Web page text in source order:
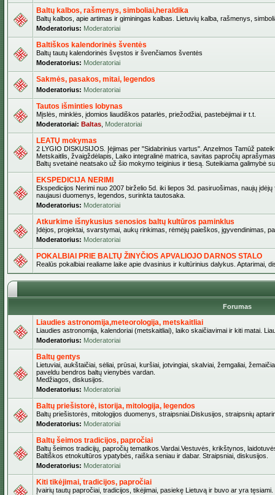
Baltų kalbos, rašmenys, simboliai,heraldika
Baltų kalbos, apie artimas ir giminingas kalbas. Lietuvių kalba, rašmenys,
Moderatorius: Moderatoriai
Baltiškos kalendorinės šventės
Baltų tautų kalendorinės švęstos ir švenčiamos šventės
Moderatorius: Moderatoriai
Sakmės, pasakos, mitai, legendos
Moderatorius: Moderatoriai
Tautos išminties lobynas
Mįslės, minklės, įdomios liaudiškos patarlės, priežodžiai, pastebėjimai ir t.t.
Moderatoriai: Baltas Moderatoriai
LEATŲ mokymas
2 LYGIO DISKUSIJOS. Įėjimas per "Sidabrinius vartus". Anzelmos Tamūž
Metskaitlis, žvaigždėlapis, Laiko integralinė matrica, savitas papročių
Baltų svetainė neatsako už šio mokymo teiginius ir tiesą. Suteikiama galimybė
EKSPEDICIJA NERIMI
Ekspedicijos Nerimi nuo 2007 birželio 5d. iki liepos 3d. pasiruošimas, naujų
naujausi duomenys, legendos, surinkta tautosaka.
Moderatorius: Moderatoriai
Atkurkime išnykusius senosios baltų kultūros paminklus
Įdėjos, projektai, svarstymai, aukų rinkimas, rėmėjų paieškos, įgyvendinimas,
Moderatorius: Moderatoriai
POKALBIAI PRIE BALTŲ ŽINYČIOS APVALIOJO DARNOS STALO
Realūs pokalbiai realiame laike apie dvasinius ir kultūrinius dalykus. Aptarimai,
Forumas
Liaudies astronomija,meteorologija, metskaitliai
Liaudies astronomija, kalendoriai (metskaitliai), laiko skaičiavimai ir kiti matai.
Moderatorius: Moderatoriai
Baltų gentys
Lietuviai, aukštaičiai, sėliai, prūsai, kuršiai, jotvingiai, skalviai, žemgaliai,
paveldu bendros baltų vienybės vardan.
Medžiagos, diskusijos.
Moderatorius: Moderatoriai
Baltų priešistorė, istorija, mitologija, legendos
Baltų priešistorės, mitologijos duomenys, straipsniai.Diskusijos, straipsnių
Moderatorius: Moderatoriai
Baltų šeimos tradicijos, papročiai
Baltų šeimos tradicijų, papročių tematikos.Vardai.Vestuvės, krikštynos,
Baltiškos etnokultūros ypatybės, raiška seniau ir dabar. Straipsniai, diskusijos.
Moderatorius: Moderatoriai
Kiti tikėjimai, tradicijos, papročiai
Įvairių tautų papročiai, tradicijos, tikėjimai, pasiekę Lietuvą ir buvo ar yra tęsiami.